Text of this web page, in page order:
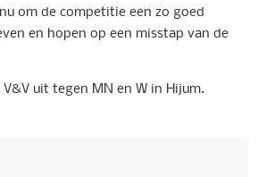
om de competitie een zo goed
en hopen op een misstap van de
uit tegen MN en W in Hijum.